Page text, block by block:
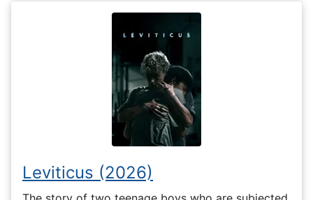
Leviticus (2026)